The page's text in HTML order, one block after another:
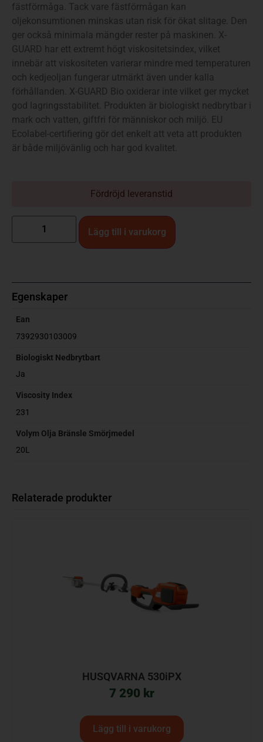
fästförmåga. Tack vare fästförmågan kan
oljekonsumtionen minskas utan risk för ökat slitage. Den
ger också minimala mängder rester på maskinen. X-
GUARD har ett extremt högt viskositetsindex, vilket
innebär att viskositeten varierar mindre med temperaturen
och kedjeoljan fungerar utmärkt även under kalla
förhållanden. X-GUARD Bio oxiderar inte vilket ger mycket
god lagringsstabilitet. Produkten är biologiskt nedbrytbar i
mark och vatten, giftfri för människor och miljö. EU
Ecolabel-certifiering gör det enkelt att veta att produkten
är både miljövänlig och har god kvalitet.
Fördröjd leveranstid
Lägg till i varukorg
Egenskaper
Ean
7392930103009
Biologiskt Nedbrytbart
Ja
Viscosity Index
231
Volym Olja Bränsle Smörjmedel
20L
Relaterade produkter
HUSQVARNA 530iPX
7 290 kr
Lägg till i varukorg